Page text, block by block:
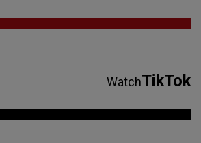
WatchTikTok